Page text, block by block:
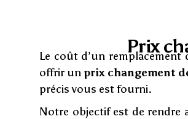
Prix
Le coût d’un
offrir un prix changement
précis vous est fourni.
Notre objectif est de rendre